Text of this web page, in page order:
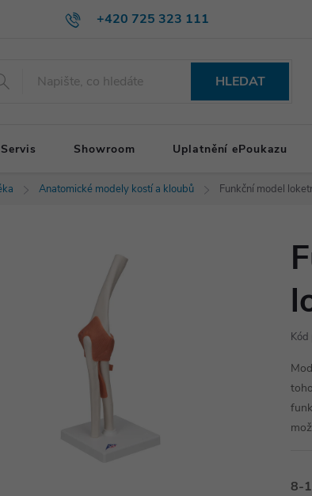
+420 725 323 111
HLEDAT
Servis Showroom Uplatnění ePoukazu
Anatomické modely kostí a kloubů Funkční model
8-